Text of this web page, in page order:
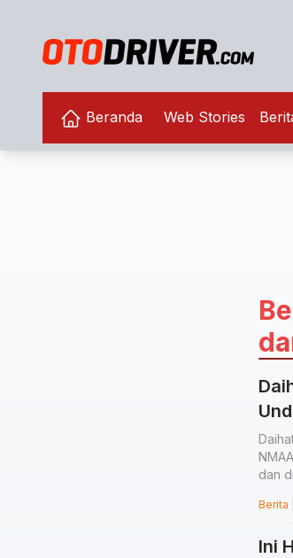
Beranda Web Stories
dan
Berita
Ini